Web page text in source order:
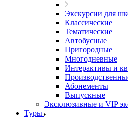
Экскурсии для
Классические
Тематические
Автобусные
Пригородные
Многодневные
Интерактивы и
Абонементы
Выпускные
Эксклюзивные и VIP
Туры